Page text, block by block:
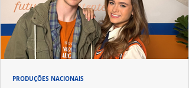
PRODUÇÕES NACIONAIS